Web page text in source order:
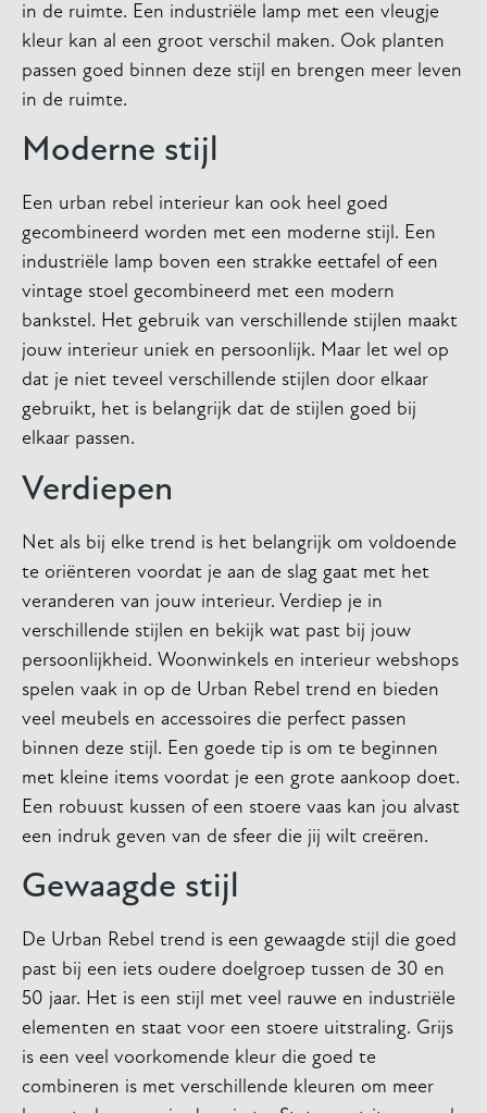
in de ruimte. Een industriële lamp met een vleugje
kleur kan al een groot verschil maken. Ook planten
passen goed binnen deze stijl en brengen meer leven
in de ruimte.
Moderne stijl
Een urban rebel interieur kan ook heel goed
gecombineerd worden met een moderne stijl. Een
industriële lamp boven een strakke eettafel of een
vintage stoel gecombineerd met een modern
bankstel. Het gebruik van verschillende stijlen maakt
jouw interieur uniek en persoonlijk. Maar let wel op
dat je niet teveel verschillende stijlen door elkaar
gebruikt, het is belangrijk dat de stijlen goed bij
elkaar passen.
Verdiepen
Net als bij elke trend is het belangrijk om voldoende
te oriënteren voordat je aan de slag gaat met het
veranderen van jouw interieur. Verdiep je in
verschillende stijlen en bekijk wat past bij jouw
persoonlijkheid. Woonwinkels en interieur webshops
spelen vaak in op de Urban Rebel trend en bieden
veel meubels en accessoires die perfect passen
binnen deze stijl. Een goede tip is om te beginnen
met kleine items voordat je een grote aankoop doet.
Een robuust kussen of een stoere vaas kan jou alvast
een indruk geven van de sfeer die jij wilt creëren.
Gewaagde stijl
De Urban Rebel trend is een gewaagde stijl die goed
past bij een iets oudere doelgroep tussen de 30 en
50 jaar. Het is een stijl met veel rauwe en industriële
elementen en staat voor een stoere uitstraling. Grijs
is een veel voorkomende kleur die goed te
combineren is met verschillende kleuren om meer